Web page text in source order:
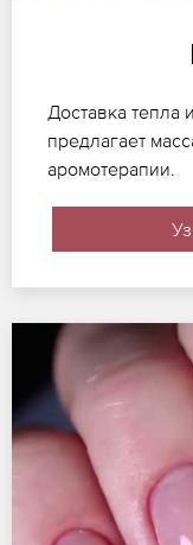
Доставка тепла
предлагает
аромотерапии.